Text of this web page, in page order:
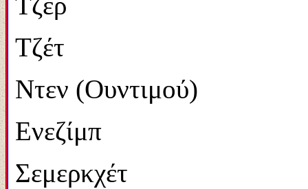
Τζέτ
Ντεν (Ουντιμού)
Ενεζίμπ
Σεμερκχέτ